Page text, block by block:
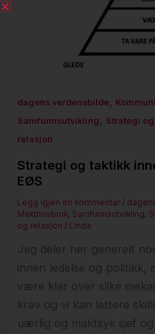
dagens verdensbilde,
Samfunnsutvikling , Strategi
relasjon
Strategi og taktikk
EØS
Legg igjen en kommentar /
Maktmisbruk, Samfunnsutvikling,
og relasjon / Linda
Jeg deler her generelt
innen ledelse og politikk,
være klar over slike
krav og vi kan lettere
uærlig og maktsyk sjef